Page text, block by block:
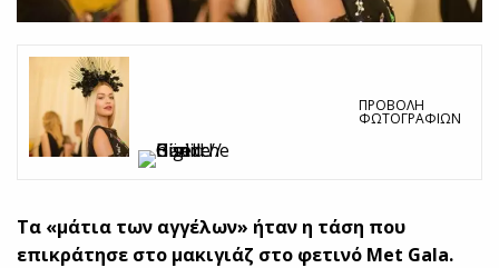
ΠΡΟΒΟΛΉ
ΦΩΤΟΓΡΑΦΙΏΝ
Τα «μάτια των αγγέλων» ήταν η τάση που
επικράτησε στο μακιγιάζ στο φετινό Met Gala.